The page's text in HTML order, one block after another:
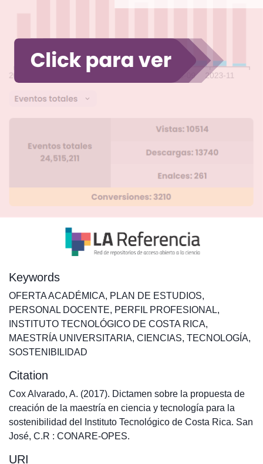
Keywords
OFERTA ACADÉMICA, PLAN DE ESTUDIOS,
PERSONAL DOCENTE, PERFIL PROFESIONAL,
INSTITUTO TECNOLÓGICO DE COSTA RICA,
MAESTRÍA UNIVERSITARIA, CIENCIAS, TECNOLOGÍA,
SOSTENIBILIDAD
Citation
Cox Alvarado, A. (2017). Dictamen sobre la propuesta de
creación de la maestría en ciencia y tecnología para la
sostenibilidad del Instituto Tecnológico de Costa Rica. San
José, C.R : CONARE-OPES.
URI